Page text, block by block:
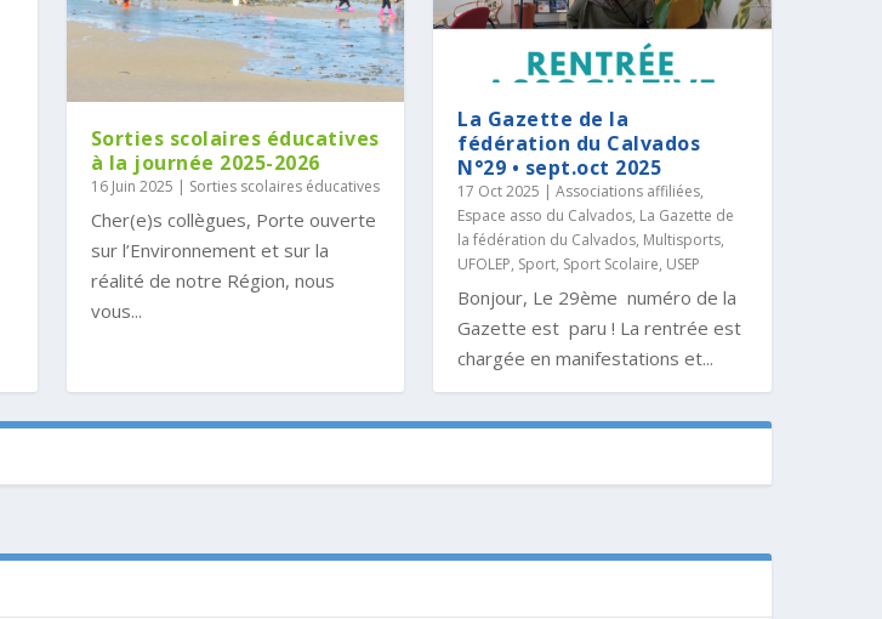
Sorties scolaires éducatives
à la journée 2025-2026
16 Juin 2025 | Sorties scolaires éducatives
Cher(e)s collègues, Porte ouverte
sur l’Environnement et sur la
réalité de notre Région, nous
vous...
La Gazette de la
fédération du Calvados
N°29 • sept.oct 2025
17 Oct 2025 |Associations affiliées,
Espace asso du Calvados, La Gazette de
la fédération du Calvados, Multisports,
UFOLEP, Sport, Sport Scolaire, USEP
Bonjour, Le 29ème numéro de la
Gazette est paru ! La rentrée est
chargée en manifestations et...